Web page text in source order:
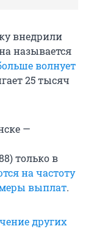
внедрили
называется
волнует
25 тысяч
—
только в
на частоту
выплат.
других